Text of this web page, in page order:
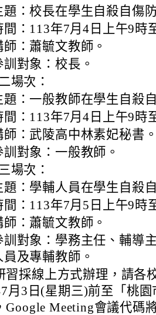
題：校長在學生自殺自傷
間：113年7月4日上午9時
師：蕭毓文教師。
訓對象：校長。
場次：
題：一般教師在學生自殺
間：113年7月4日上午9時
師：武陵高中林素妃秘書
訓對象：一般教師。
場次：
題：學輔人員在學生自殺
間：113年7月5日上午9時
師：蕭毓文教師。
訓對象：學務主任、輔導
員及專輔教師。
習採線上方式辦理，請各
月3日(星期三)前至「桃
Google Meeting會議代碼